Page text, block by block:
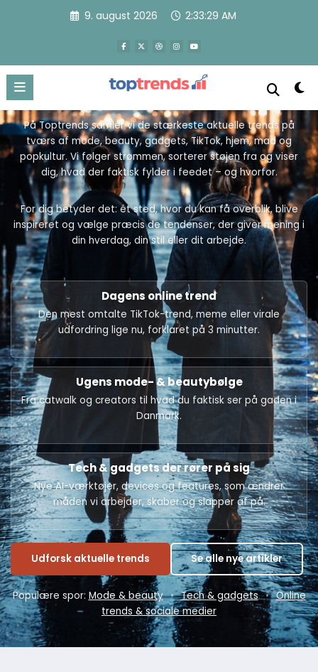
9. august 2026 2:33:32 AM
Hvad trender lige nu?
sociale medier og hverdagen – forklaret, kurateret og gjort
brugbar for dig.
På Toptrends samler vi de stærkeste aktuelle trends på
tværs af mode, beauty, gadgets, TikTok, hjem, mad og
popkultur. Vi følger strømmen, sorterer støjen fra og viser
dig, hvad der faktisk fylder i feedet – og hvorfor.
For dig betyder det: ét sted, hvor du kan få overblik, blive
inspireret og vælge præcis de tendenser, der giver mening i
din hverdag, din stil eller dit arbejde.
Dagens online trend
Den mest omtalte TikTok-trend, meme eller virale
udfordring lige nu, forklaret på 3 minutter.
Ugens mode- & beautybølge
Fra catwalk og creators til hvad du faktisk ser på gaden i
Danmark.
Tech & gadgets der rører på sig
Nye AI-værktøjer, devices og features, som ændrer
måden vi arbejder, skaber og slapper af på.
Udforsk aktuelle trends Se alle nye artikler
Populære spor: Mode & beauty • Tech & gadgets • Online
trends & sociale medier